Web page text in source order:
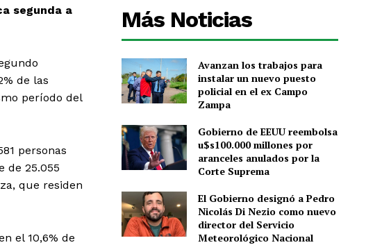
segunda a
de las
período del
personas
de 25.055
que residen
el 10,6% de
Más Noticias
Avanzan los trabajos para
instalar un nuevo puesto
policial en el ex Campo
Zampa
Gobierno de EEUU reembolsa
u$s100.000 millones por
aranceles anulados por la
Corte Suprema
El Gobierno designó a Pedro
Nicolás Di Nezio como nuevo
director del Servicio
Meteorológico Nacional